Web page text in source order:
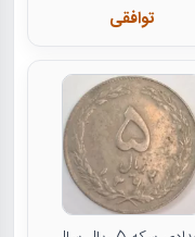
توافقی